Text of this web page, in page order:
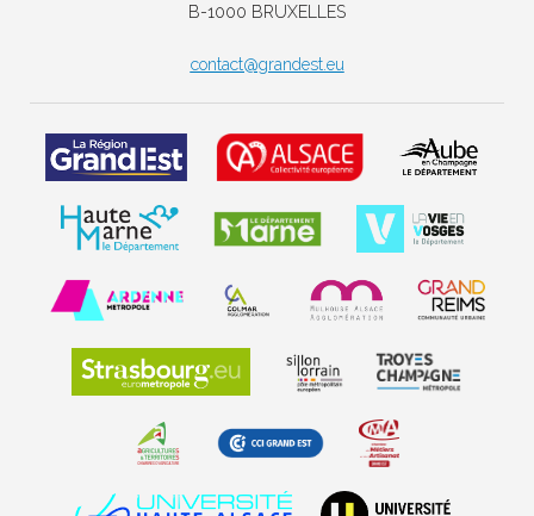
B-1000 BRUXELLES
contact@grandest.eu